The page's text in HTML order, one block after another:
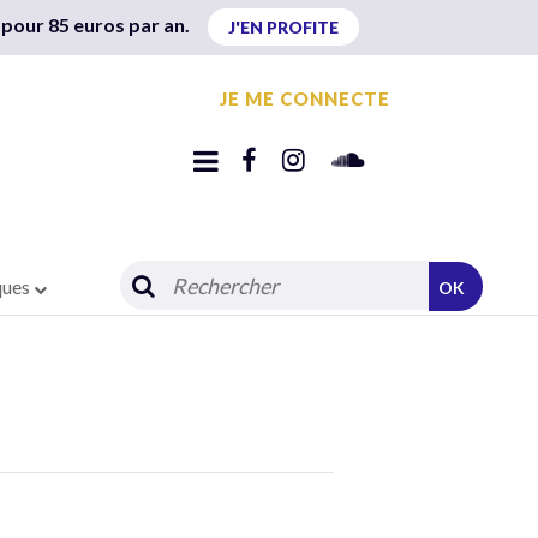
85 euros par an. J'EN PROFITE
JE ME CONNECTE
OK